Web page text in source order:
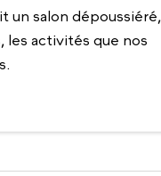
un salon dépoussiéré,
les activités que nos